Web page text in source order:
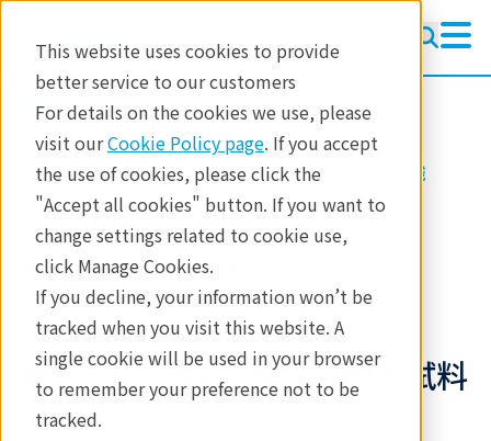
This website uses cookies to provide
better service to our customers
For details on the cookies we use, please
visit ourCookie Policy page. If you accept
the use of cookies, please click the
"Accept all cookies" button. If you want to
change settings related to cookie use,
click Manage Cookies.
If you decline, your information won’t be
tracked when you visit this website. A
single cookie will be used in your browser
to remember your preference not to be
tracked.
熱分析装置
熱分析装置
ラーニング
製品
産業分野
お問合せ
製品 熱分析 ラーニング 豆知識
熱分析豆知識
第47回 試料容器の選択と試料
の詰め方